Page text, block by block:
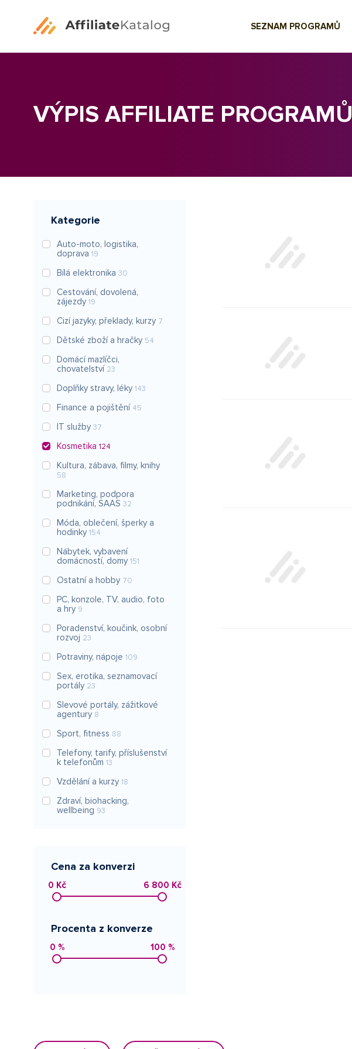
SEZNAM PROGRAMŮ
VÝPIS AFFILIATE PROGRAMŮ
Kategorie
Auto-moto, logistika,
doprava 19
Bílá elektronika 30
Cestování, dovolená,
zájezdy 19
Cizí jazyky, překlady, kurzy 7
Dětské zboží a hračky 54
Domácí mazlíčci,
chovatelství 23
Doplňky stravy, léky 143
Finance a pojištění 45
IT služby 37
Kosmetika 124
Kultura, zábava, filmy, knihy
58
Marketing, podpora
podnikání, SAAS 32
Móda, oblečení, šperky a
hodinky 154
Nábytek, vybavení
domácností, domy 151
Ostatní a hobby 70
PC, konzole, TV, audio, foto
a hry 9
Poradenství, koučink, osobní
rozvoj 23
Potraviny, nápoje 109
Sex, erotika, seznamovací
portály 23
Slevové portály, zážitkové
agentury 8
Sport, fitness 88
Telefony, tarify, příslušenství
k telefonům 13
Vzdělání a kurzy 18
Zdraví, biohacking,
wellbeing 93
Cena za konverzi
0 Kč 6 800 Kč
Procenta z konverze
0 % 100 %